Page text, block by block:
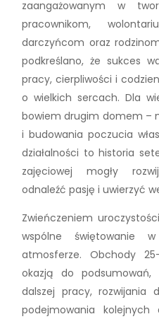
zaangażowanym w
pracownikom,
darczyńcom oraz
podkreślano, że sukces
pracy, cierpliwości i
o wielkich sercach. Dla
bowiem drugim domem –
i budowania poczucia
działalności to historia
zajęciowej mogły
odnaleźć pasję i uwierzyć
Zwieńczeniem
wspólne świętowanie
atmosferze. Obchody
okazją do
dalszej pracy, rozwijania
podejmowania